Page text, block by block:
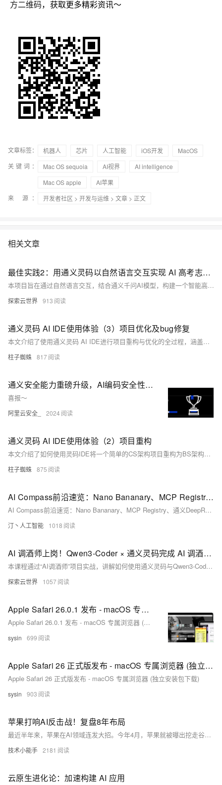
方二维码，获取更多精彩资讯～
文章标签： 机器人 芯片 人工智能 iOS开发
MacOS
关键词：
Mac OS sequoia AI视界
AI intelligence
Mac OS apple
AI苹果
来 源：
开发者社区 > 开发与运维 > 文章 > 正文
相关文章
最佳实践2：用通义灵码以自然语言交互实现 AI 高考志愿填报系统
本项目旨在通过自然语言交互，结合通义千问AI模型，构建一个智能高考志愿填报系统。利用Vue3与Python，实现信息采集、AI推荐、专业详情展示及数据存储功能，支持响应式设计与Supabase数据库集成，助力考生精准择校选专业。（239字）
探索云世界 913
通义灵码 AI IDE使用体验（3）项目优化及bug修复
本文介绍了使用通义灵码 AI IDE进行项目重构与优化的全过程，涵盖页面调整、UI更新、功能修复等内容，并展示了多次优化后的成果与仍存在的问题。
柱子蜘蛛 817
通义安全能力重磅升级，AI编码安全性全球领先
喜报～
阿里云安全_ 2024
通义灵码 AI IDE使用体验（2）项目重构
本文介绍了如何使用灵码IDE将一个简单的CS架构项目重构为BS架构，涉及项目依赖修改、功能迁移、自动开发Web页面等内容，验证了灵码在复杂开发任务中的能力。尽管界面美观度不足，但核心功能已实现。
柱子蜘蛛 875
AI Compass前沿速览：Nano Bananary、MCP Registry、通义DeepResearch 、VoxCPM、InternVLA·M1具身机器人
AI Compass前沿速览：Nano Bananary、MCP Registry、通义DeepResearch 、VoxCPM、InternVLA·M1具身机器人
汀丶人工智能 1018
AI 调酒师上岗！Qwen3-Coder × 通义灵码完成 AI 调酒师项目实战开发
本课程通过“AI调酒师”项目实战，讲解如何使用通义灵码与Qwen3-Coder模型结合阿里云百炼平台，从需求分析、前端界面搭建、后端服务调用到整体部署的全流程开发。内容涵盖Bento UI设计、Tailwind CSS布局、语音识别与大模型内容生成，并结合MCP服务实现设计稿驱动开发，帮助开发者快速构建趣味AI应用，提升产品落地能力。
探索云世界 1057
Apple Safari 26.0.1 发布 - macOS 专属浏览器 (独立安装包下载)
Apple Safari 26.0.1 发布 - macOS 专属浏览器 (独立安装包下载)
sysin 699
Apple Safari 26 正式版发布 - macOS 专属浏览器 (独立安装包下载)
Apple Safari 26 正式版发布 - macOS 专属浏览器 (独立安装包下载)
sysin 903
苹果打响AI反击战！复盘8年布局
最近半年来，苹果在AI领域连发大招。今年4月，苹果就被曝出挖走谷歌搜索技术和人工智能（AI）部门工程副总裁约翰·詹南德雷亚（John Gianandrea）。两周前，苹果正式发表声明，将Core ML和Siri团队合并为AI/ML团队，并由约翰担任机器学习和AI战略主管。
技术小能手 2181
云原生进化论：加速构建 AI 应用